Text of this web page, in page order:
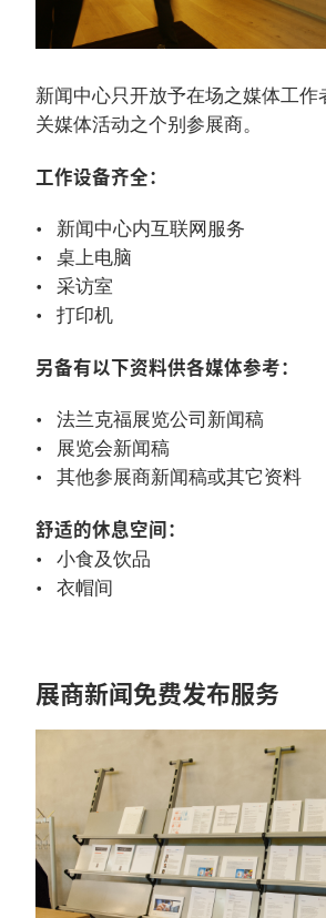
新闻中心只开放予在场之媒体工作
关媒体活动之个别参展商。
工作设备齐全：
新闻中心内互联网服务
桌上电脑
采访室
打印机
另备有以下资料供各媒体参考：
法兰克福展览公司新闻稿
展览会新闻稿
其他参展商新闻稿或其它资料
舒适的休息空间：
小食及饮品
衣帽间
展商新闻免费发布服务